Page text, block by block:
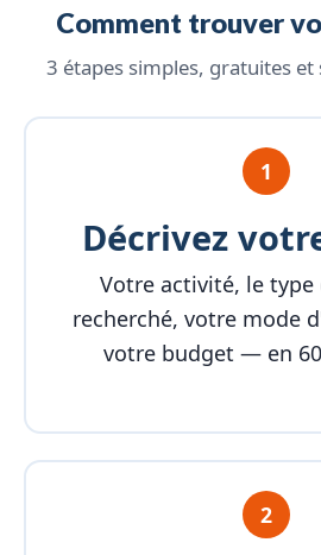
Comment trouver
3 étapes simples, gratuites et
1
Décrivez
Votre activité, le type
recherché, votre mode
votre budget — en
2